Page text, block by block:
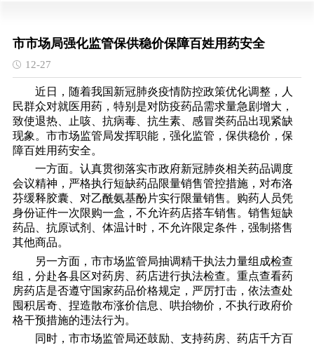
市市场局强化监管保供稳价保障百姓用药安全
12-27
近日，随着我国新冠肺炎疫情防控政策优化调整，人
民群众对就医用药，特别是对防疫药品需求量急剧增大，
致使退热、止咳、抗病毒、抗生素、感冒类药品出现紧缺
现象。市市场监管局发挥职能，强化监管，保供稳价，保
障百姓用药安全。
一方面。认真贯彻落实市政府新冠肺炎相关药品调度
会议精神，严格执行短缺药品限量销售管控措施，对布洛
芬缓释胶囊、对乙酰氨基酚片实行限量销售。购药人员凭
身份证件一次限购一盒，不允许药店搭车销售。销售短缺
药品、抗原试剂、体温计时，不允许限定条件，强制搭售
其他商品。
另一方面，市市场监管局抽调精干执法力量组成检查
组，分赴各县区对药房、药店进行执法检查。重点查看药
房药店是否遵守国家药品价格规定，严厉打击，依法查处
囤积居奇、捏造散布涨价信息、哄抬物价，不执行政府价
格干预措施的违法行为。
同时，市市场监管局还鼓励、支持药房、药店千方百